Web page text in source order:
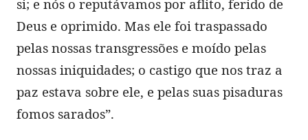
si; e nós o reputávamos por aflito, ferido de
Deus e oprimido. Mas ele foi traspassado
pelas nossas transgressões e moído pelas
nossas iniquidades; o castigo que nos traz a
paz estava sobre ele, e pelas suas pisaduras
fomos sarados”.